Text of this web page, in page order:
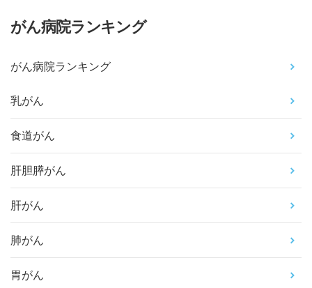
がん病院ランキング
がん病院ランキング
乳がん
食道がん
肝胆膵がん
肝がん
肺がん
胃がん